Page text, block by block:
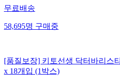
무료배송
58,695명구매중
[품질보장] 키토선생 닥터바리스
x 18개입 (1박스)